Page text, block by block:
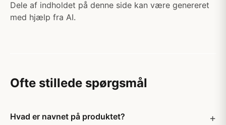
Dele af indholdet på denne side kan være genereret
med hjælp fra AI.
Ofte stillede spørgsmål
Hvad er navnet på produktet?